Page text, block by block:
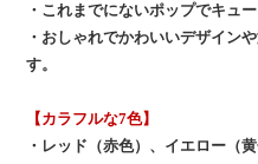
・これまでにないポップでキュ
・おしゃれでかわいいデザイン
す。
【カラフルな7色】
・レッド（赤色）、イエロー（